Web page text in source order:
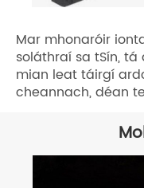
Mar mhonaróir
soláthraí sa tSín,
mian leat táirgí
cheannach, déan